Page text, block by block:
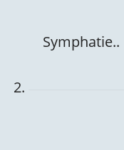
Symphatie..